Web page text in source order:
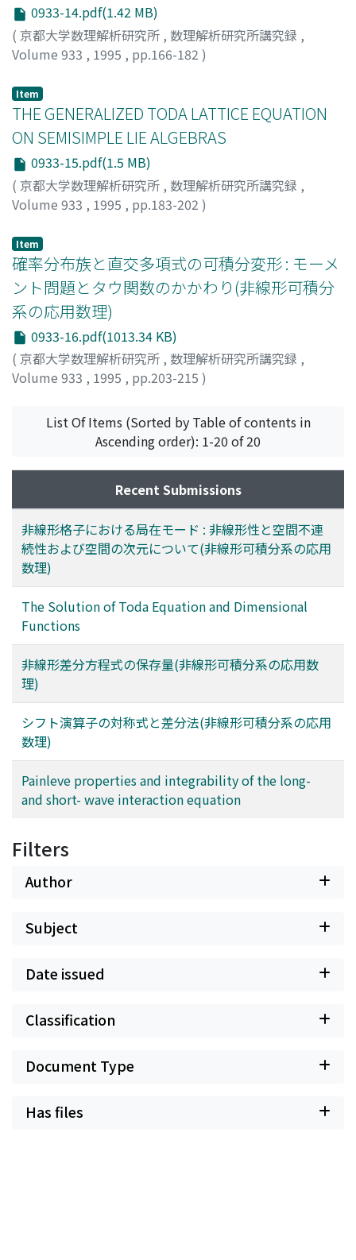
0933-14.pdf(1.42 MB)
( 京都大学数理解析研究所 , 数理解析研究所講究録 ,
Volume 933 , 1995 , pp.166-182 )
Item
THE GENERALIZED TODA LATTICE EQUATION
ON SEMISIMPLE LIE ALGEBRAS
0933-15.pdf(1.5 MB)
( 京都大学数理解析研究所 , 数理解析研究所講究録 ,
Volume 933 , 1995 , pp.183-202 )
Item
確率分布族と直交多項式の可積分変形 : モーメ
ント問題とタウ関数のかかわり(非線形可積分
系の応用数理)
0933-16.pdf(1013.34 KB)
( 京都大学数理解析研究所 , 数理解析研究所講究録 ,
Volume 933 , 1995 , pp.203-215 )
List Of Items (Sorted by Table of contents in
Ascending order): 1-20 of 20
Recent Submissions
非線形格子における局在モード : 非線形性と空間不連
続性および空間の次元について(非線形可積分系の応用
数理)
The Solution of Toda Equation and Dimensional
Functions
非線形差分方程式の保存量(非線形可積分系の応用数
理)
シフト演算子の対称式と差分法(非線形可積分系の応用
数理)
Painleve properties and integrability of the long-
and short- wave interaction equation
Filters
Author
Subject
Date issued
Classification
Document Type
Has files